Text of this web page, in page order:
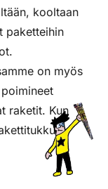
kooltaan
paketteihin
on myös
raketit. Kun